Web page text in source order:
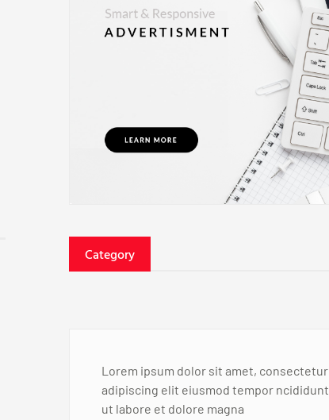
Category
Lorem ipsum dolor sit amet, consectetur
adipiscing elit eiusmod tempor ncididunt
ut labore et dolore magna